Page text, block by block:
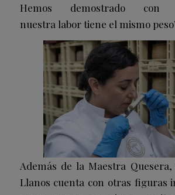
Hemos demostrado con
nuestra labor tiene el mismo
Además de la Maestra
Llanos cuenta con otras figuras